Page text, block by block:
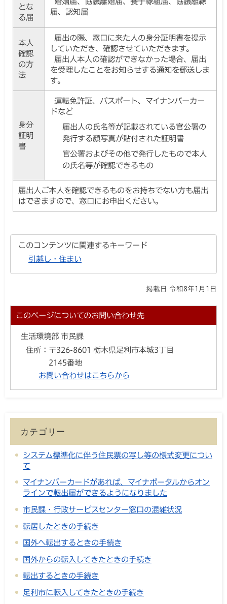
とな
る届
届、認知届
本人
確認
の方
法
届出の際、窓口に来た人の身分証明書を提示
していただき、確認させていただきます。
届出人本人の確認ができなかった場合、届出
を受理したことをお知らせする通知を郵送しま
す。
身分
証明
書
運転免許証、パスポート、マイナンバーカー
ドなど
届出人の氏名等が記載されている官公署の
発行する顔写真が貼付された証明書
官公署およびその他で発行したもので本人
の氏名等が確認できるもの
届出人ご本人を確認できるものをお持ちでない方も届出
はできますので、窓口にお申出ください。
このコンテンツに関連するキーワード
引越し・住まい
掲載日 令和8年1月1日
このページについてのお問い合わせ先
生活環境部 市民課
住所： 〒326-8601 栃木県足利市本城3丁目
2145番地
お問い合わせはこちらから
カテゴリー
システム標準化に伴う住民票の写し等の様式変更につい
て
マイナンバーカードがあれば、マイナポータルからオン
ラインで転出届ができるようになりました
市民課・行政サービスセンター窓口の混雑状況
転居したときの手続き
国外へ転出するときの手続き
国外からの転入してきたときの手続き
転出するときの手続き
足利市に転入してきたときの手続き